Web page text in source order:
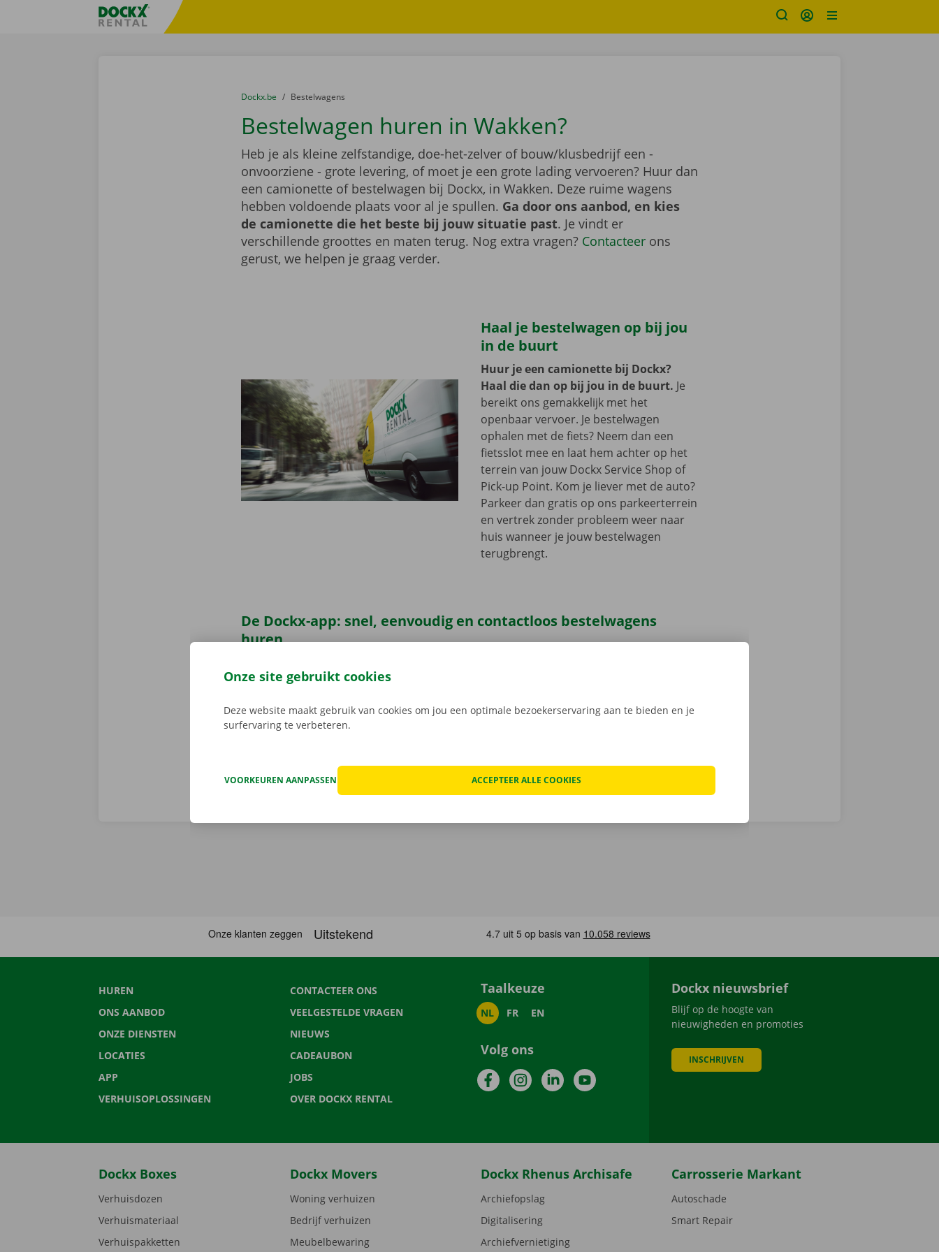
Taalselectie overslaanFratello DEMO
U bevindt zich hier:
van
Dockx.be naar
Bestelwagens
Bestelwagen huren in Wakken?
Heb je als kleine zelfstandige, doe-het-zelver of bouw/klusbedrijf een -
onvoorziene - grote levering, of moet je een grote lading vervoeren? Huur dan
een camionette of bestelwagen bij Dockx, in Wakken. Deze ruime wagens
hebben voldoende plaats voor al je spullen. Ga door ons aanbod, en kies
de camionette die het beste bij jouw situatie past. Je vindt er
verschillende groottes en maten terug. Nog extra vragen? Contacteerons
gerust, we helpen je graag verder.
Haal je bestelwagen op bij jou
in de buurt
Huur je een camionette bij Dockx?
Haal die dan op bij jou in de buurt. Je
bereikt ons gemakkelijk met het
openbaar vervoer. Je bestelwagen
ophalen met de fiets? Neem dan een
fietsslot mee en laat hem achter op het
terrein van jouw Dockx Service Shop of
Pick-up Point. Kom je liever met de auto?
Parkeer dan gratis op ons parkeerterrein
en vertrek zonder probleem weer naar
huis wanneer je jouw bestelwagen
terugbrengt.
De Dockx-app: snel, eenvoudig en contactloos bestelwagens
huren
camionette, deze open je gemakkelijk met jouw digitale sleutel. Je bent zo op weg: kies
vertrekken. Download de gratis app nu voorAndroid, ofApple.
HUREN
ONS AANBOD
ONZE DIENSTEN
LOCATIES
APP
VERHUISOPLOSSINGEN
CONTACTEER ONS
VEELGESTELDE VRAGEN
NIEUWS
CADEAUBON
JOBS
OVER DOCKX RENTAL
Taalkeuze
NL FR EN
Volg ons
FacebookInstagramLinkedInYouTube
Dockx nieuwsbrief
Blijf op de hoogte van
nieuwigheden en promoties
INSCHRIJVEN
Dockx Boxes
Verhuisdozen
Verhuismateriaal
Verhuispakketten
Dockx Movers
Woning verhuizen
Bedrijf verhuizen
Meubelbewaring
Dockx Rhenus Archisafe
Archiefopslag
Digitalisering
Archiefvernietiging
Carrosserie Markant
Autoschade
Smart Repair
Onze site gebruikt cookies
Deze website maakt gebruik van cookies om jou een optimale bezoekerservaring aan te bieden en je
surfervaring te verbeteren.
VOORKEUREN AANPASSEN ACCEPTEER ALLE COOKIES